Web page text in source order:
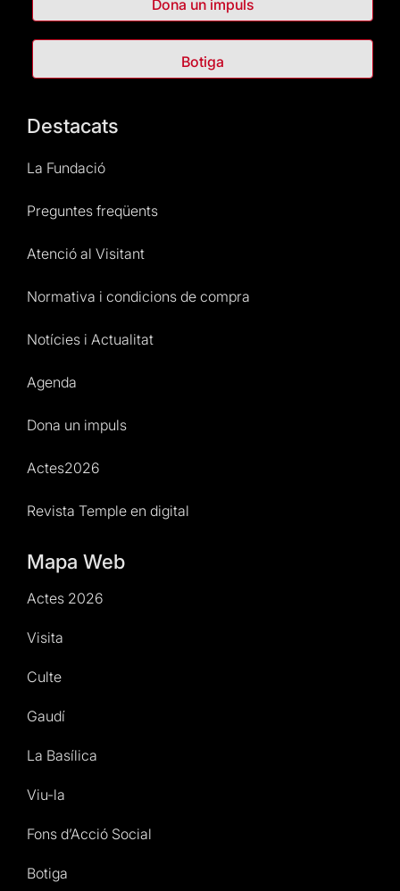
Dona un impuls
Botiga
Destacats
La Fundació
Preguntes freqüents
Atenció al Visitant
Normativa i condicions de compra
Notícies i Actualitat
Agenda
Dona un impuls
Actes2026
Revista Temple en digital
Mapa Web
Actes 2026
Visita
Culte
Gaudí
La Basílica
Viu-la
Fons d’Acció Social
Botiga